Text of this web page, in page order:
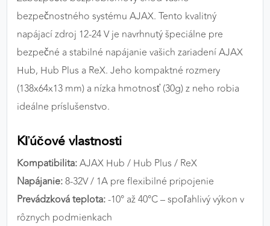
bezpečnostného systému AJAX. Tento kvalitný
napájací zdroj 12-24 V je navrhnutý špeciálne pre
bezpečné a stabilné napájanie vašich zariadení AJAX
Hub, Hub Plus a ReX. Jeho kompaktné rozmery
(138x64x13 mm) a nízka hmotnosť (30g) z neho robia
ideálne príslušenstvo.
Kľúčové vlastnosti
Kompatibilita:AJAX Hub / Hub Plus / ReX
Napájanie:8-32V / 1A pre flexibilné pripojenie
Prevádzková teplota:-10° až 40°C – spoľahlivý výkon v
rôznych podmienkach
výkon a funkčnosť našich stránok.
Google Analytics
Poskytovateľ:
MARKETINGOVÉ COOKIES
správania používateľov naprieč webovými
stránkami. Umožňujú nám a našim partnerom
našom webe aj v reklamných sieťach tretích strán.
Google Ads